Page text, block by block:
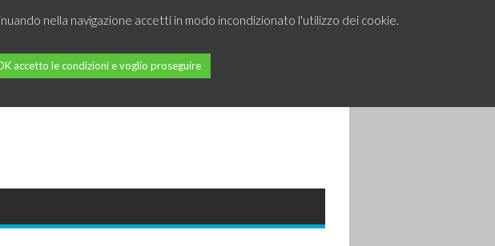
nella navigazione accetti in modo incondizionato l'utilizzo dei cookie.
accetto le condizioni e voglio proseguire